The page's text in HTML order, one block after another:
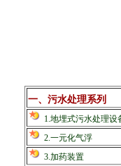
一、污水处理系列
1.地埋式污水处理设
2.一元化气浮
3.加药装置